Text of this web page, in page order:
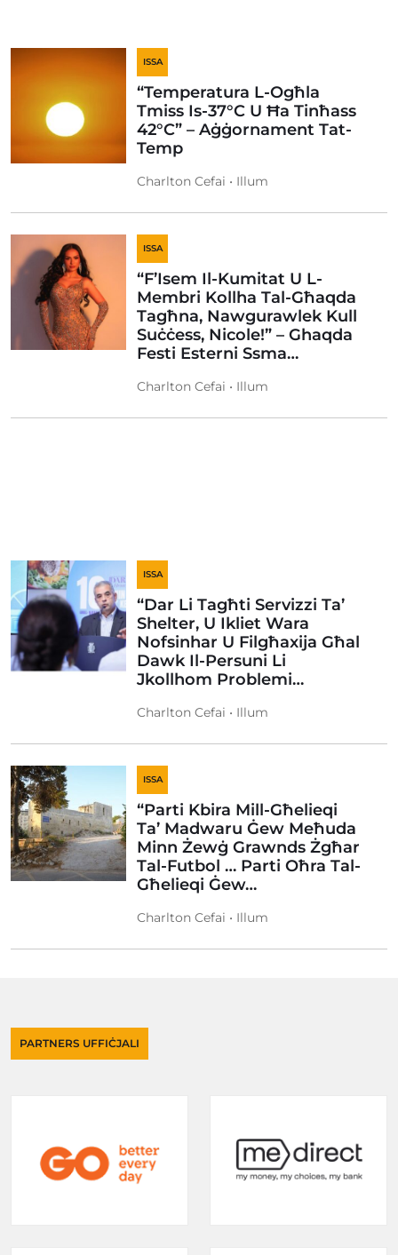
ISSA
“Temperatura L-Ogħla
Tmiss Is-37°C U Ħa Tinħass
42°C” – Aġġornament Tat-
Temp
Charlton Cefai • Illum
ISSA
“F’Isem Il-Kumitat U L-
Membri Kollha Tal-Għaqda
Tagħna, Nawgurawlek Kull
Suċċess, Nicole!” – Ghaqda
Festi Esterni Ssma…
Charlton Cefai • Illum
ISSA
“Dar Li Tagħti Servizzi Ta’
Shelter, U Ikliet Wara
Nofsinhar U Filgħaxija Għal
Dawk Il-Persuni Li
Jkollhom Problemi…
Charlton Cefai • Illum
ISSA
“Parti Kbira Mill-Għelieqi
Ta’ Madwaru Ġew Meħuda
Minn Żewġ Grawnds Żgħar
Tal-Futbol … Parti Oħra Tal-
Għelieqi Ġew…
Charlton Cefai • Illum
PARTNERS UFFIĊJALI